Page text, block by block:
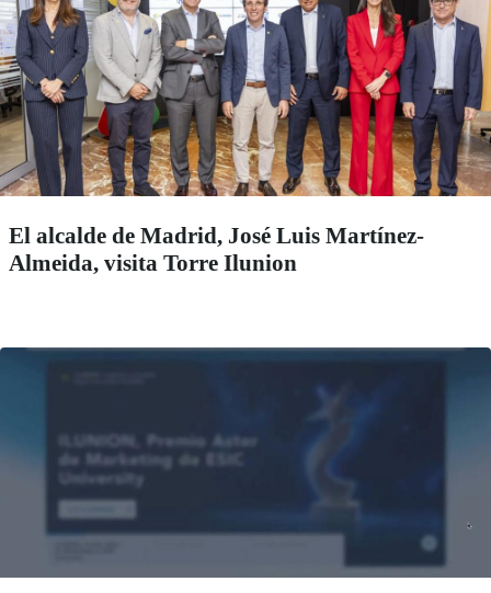
El alcalde de Madrid, José Luis Martínez-
Almeida, visita Torre Ilunion